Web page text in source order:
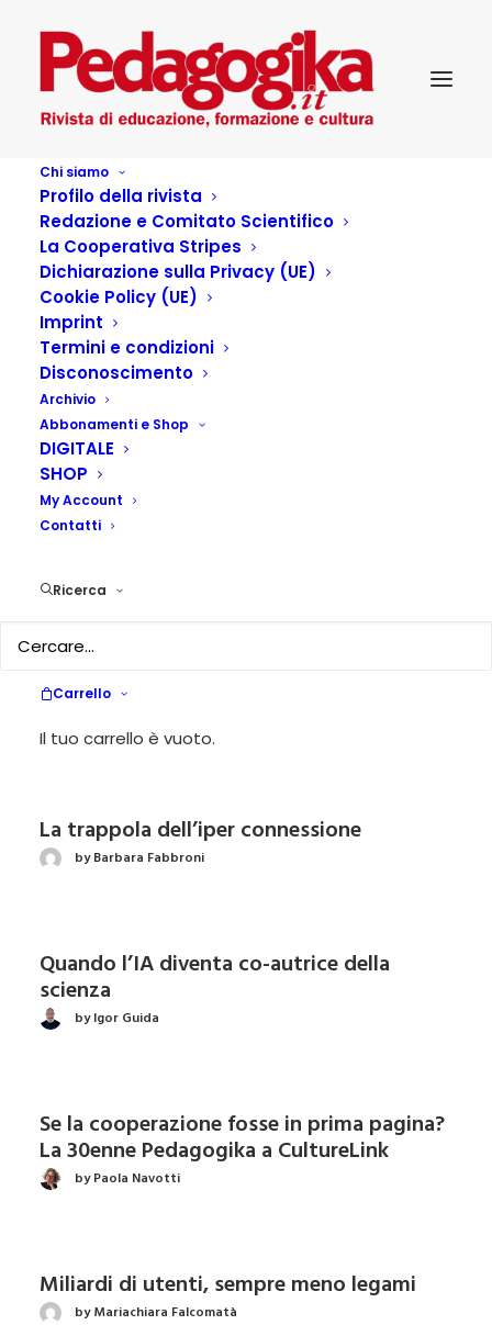
Chi siamo
Profilo della rivista
Redazione e Comitato Scientifico
La Cooperativa Stripes
Dichiarazione sulla Privacy (UE)
Cookie Policy (UE)
Imprint
Termini e condizioni
Disconoscimento
Archivio
Abbonamenti e Shop
DIGITALE
SHOP
My Account
Contatti
Ricerca
Carrello
Il tuo carrello è vuoto.
Articoli dell'autore
Bambole di Pezza – 5 (27/03/2026)
by Goffredo Villa
The Black Keys – Peaches! (01/05/2026)
nell’epoca dell’accelerazione
La trappola dell’iper connessione
by Barbara Fabbroni
Quando l’IA diventa co-autrice della
scienza
by Igor Guida
Se la cooperazione fosse in prima pagina?
La 30enne Pedagogika a CultureLink
by Paola Navotti
Miliardi di utenti, sempre meno legami
by Mariachiara Falcomatà